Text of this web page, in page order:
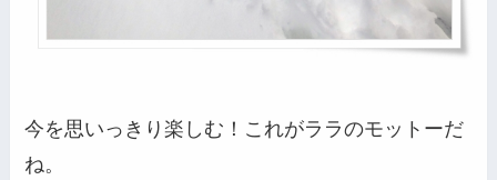
今を思いっきり楽しむ！これがララのモットーだ
ね。